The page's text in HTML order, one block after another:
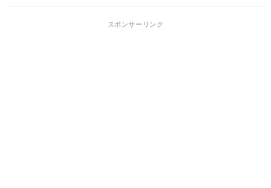
スポンサーリンク